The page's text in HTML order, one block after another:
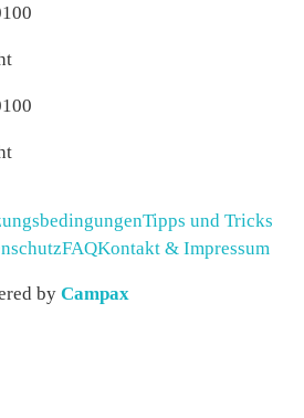
Tipps und Tricks
FAQKontakt & Impressum
by Campax